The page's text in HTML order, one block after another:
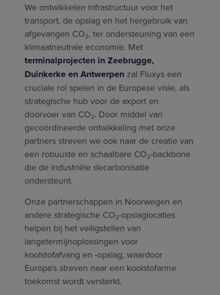
We ontwikkelen infrastructuur voor het
transport, de opslag en het hergebruik van
afgevangen CO₂, ter ondersteuning van een
klimaatneutrale economie. Met
terminalprojecten in Zeebrugge,
Duinkerke en Antwerpen zal Fluxys een
cruciale rol spelen in de Europese visie, als
strategische hub voor de export en
doorvoer van CO₂. Door middel van
gecoördineerde ontwikkeling met onze
partners streven we ook naar de creatie van
een robuuste en schaalbare CO₂-backbone
die de industriële decarbonisatie
ondersteunt.
Onze partnerschappen in Noorwegen en
andere strategische CO₂-opslaglocaties
helpen bij het veiligstellen van
langetermijnoplossingen voor
koolstofafvang en -opslag, waardoor
Europa's streven naar een koolstofarme
toekomst wordt versterkt.